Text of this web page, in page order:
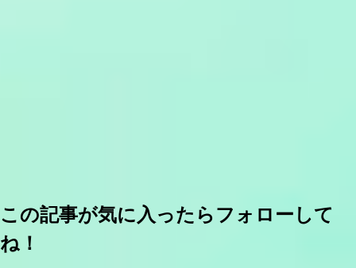
この記事が気に入ったらフォローして
ね！